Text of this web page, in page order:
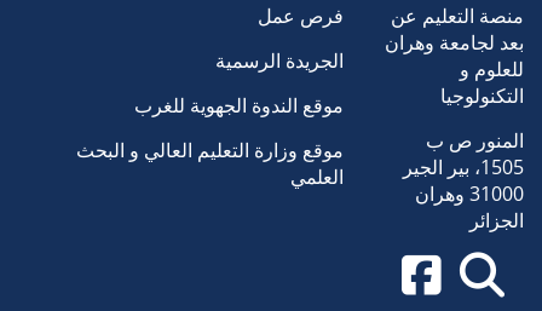
منصة التعليم عن
بعد لجامعة وهران
للعلوم و
التكنولوجيا
المنور ص ب
1505، بير الجير
31000 وهران
الجزائر
فرص عمل
الجريدة الرسمية
موقع الندوة الجهوية للغرب
موقع وزارة التعليم العالي و البحث
العلمي